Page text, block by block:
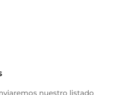
nuestro listado